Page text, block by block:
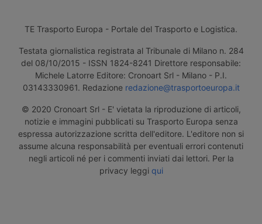
TE Trasporto Europa - Portale del Trasporto e Logistica.
Testata giornalistica registrata al Tribunale di Milano n. 284
del 08/10/2015 - ISSN 1824-8241 Direttore responsabile:
Michele Latorre Editore: Cronoart Srl - Milano - P.I.
03143330961. Redazione redazione@trasportoeuropa.it
© 2020 Cronoart Srl - E' vietata la riproduzione di articoli,
notizie e immagini pubblicati su Trasporto Europa senza
espressa autorizzazione scritta dell'editore. L'editore non si
assume alcuna responsabilità per eventuali errori contenuti
negli articoli né per i commenti inviati dai lettori. Per la
privacy leggi qui